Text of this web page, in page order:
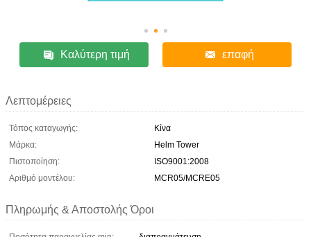
Καλύτερη τιμή επαφή
Λεπτομέρειες
Τόπος καταγωγής:
Κίνα
Μάρκα:
Helm Tower
Πιστοποίηση:
ISO9001:2008
Αριθμό μοντέλου:
MCR05/MCRE05
Πληρωμής & Αποστολής Όροι